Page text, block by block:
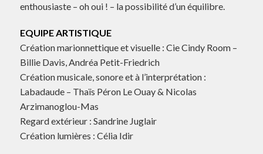
enthousiaste – oh oui ! – la possibilité d’un équilibre.
EQUIPE ARTISTIQUE
Création marionnettique et visuelle : Cie Cindy Room –
Billie Davis, Andréa Petit-Friedrich
Création musicale, sonore et à l’interprétation :
Labadaude – Thaïs Péron Le Ouay & Nicolas
Arzimanoglou-Mas
Regard extérieur : Sandrine Juglair
Création lumières : Célia Idir